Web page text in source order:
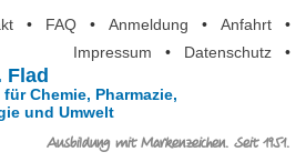
• FAQ • Anmeldung • Anfahrt
•
Impressum
• Datenschutz •
Flad
Chemie, Pharmazie,
und Umwelt
Ausbildung mit Markenzeichen. Seit 1951.